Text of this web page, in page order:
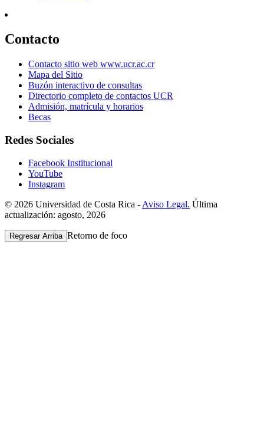
Contacto
Contacto sitio web www.ucr.ac.cr
Mapa del Sitio
Buzón interactivo de consultas
Directorio completo de contactos UCR
Admisión, matrícula y horarios
Becas
Redes Sociales
Facebook Institucional
YouTube
Instagram
© 2026 Universidad de Costa Rica - Aviso Legal. Última
actualización: agosto, 2026
Regresar Arriba Retorno de foco